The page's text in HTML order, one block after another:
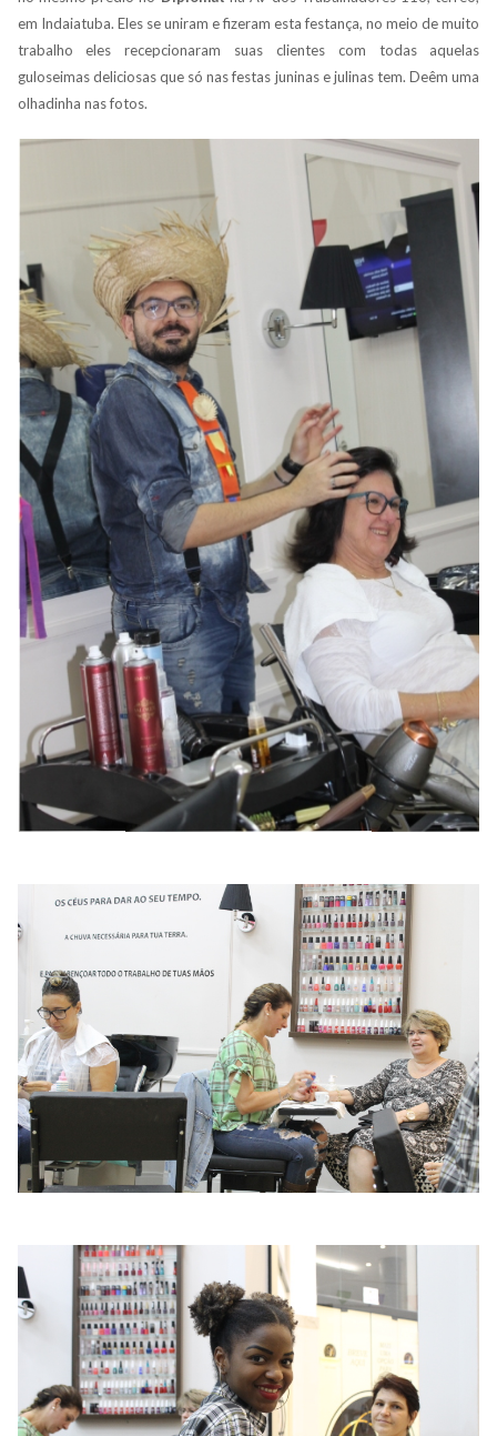
em Indaiatuba. Eles se uniram e fizeram esta festança, no meio de muito
trabalho eles recepcionaram suas clientes com todas aquelas
guloseimas deliciosas que só nas festas juninas e julinas tem. Deêm uma
olhadinha nas fotos.